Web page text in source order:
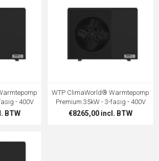
- 400V
BTW
WTP ClimaWorld® Warmtepomp
Premium 35kW - 3-fasig - 400V
€8265,00 incl. BTW